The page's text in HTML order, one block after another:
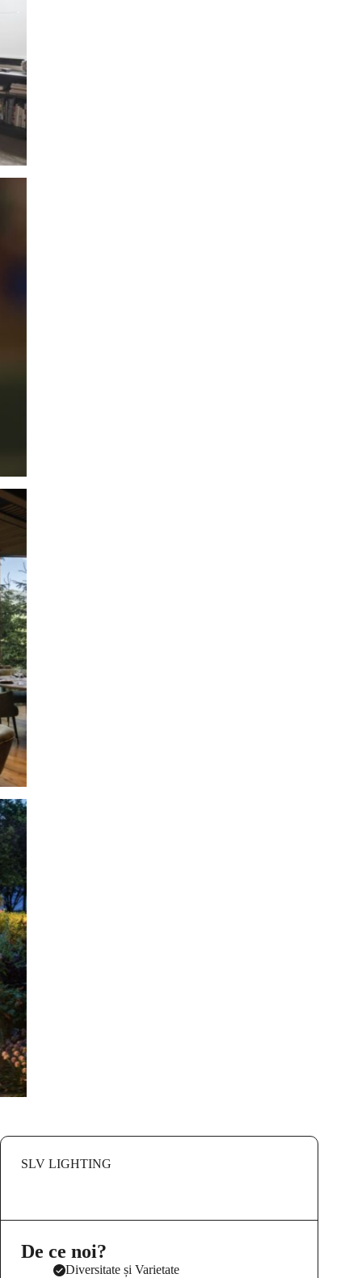
SLV LIGHTING
De ce noi?
Diversitate și Varietate